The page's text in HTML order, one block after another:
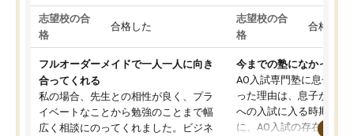
志望校の合
格
合格した
フルオーダーメイドで一人一人に向き
合ってくれる
私の場合、先生との相性が良く、プラ
イベートなことから勉強のことまで幅
広く相談にのってくれました。ビジネ
志望校の合
格
合格した
今までの塾になかった
AO入試専門塾に息子を
った理由は、息子が高校
への入試に入る時期に差
に、AO入試の存在を息